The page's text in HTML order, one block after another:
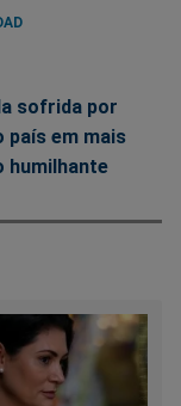
sofrida por
país em mais
humilhante